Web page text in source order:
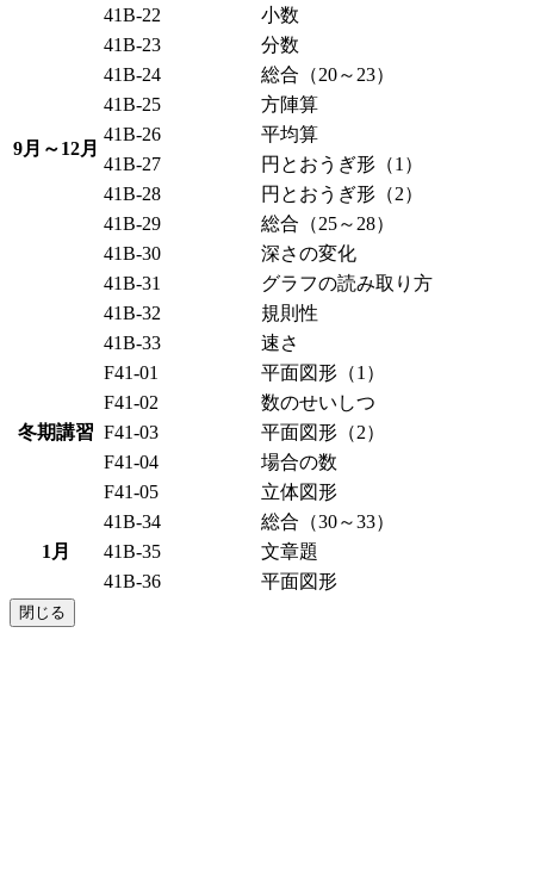
9月～12月
41B-22
小数
41B-23
分数
41B-24
総合（20～23）
41B-25
方陣算
41B-26
平均算
41B-27
円とおうぎ形（1）
41B-28
円とおうぎ形（2）
41B-29
総合（25～28）
41B-30
深さの変化
41B-31
グラフの読み取り方
41B-32
規則性
41B-33
速さ
冬期講習
F41-01
平面図形（1）
F41-02
数のせいしつ
F41-03
平面図形（2）
F41-04
場合の数
F41-05
立体図形
1月
41B-34
総合（30～33）
41B-35
文章題
41B-36
平面図形
閉じる